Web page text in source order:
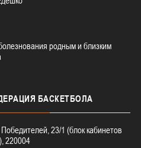
родным и близким
БАСКЕТБОЛА
23/1 (блок кабинетов
220004